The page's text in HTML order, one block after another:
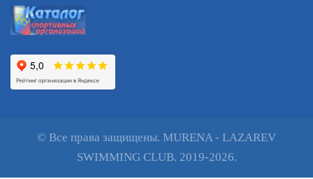
© Все права защищены. MURENA - LAZAREV
SWIMMING CLUB. 2019-2026.